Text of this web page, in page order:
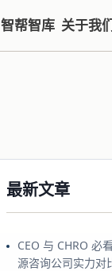
智帮智库 关于我
最新文章
CEO 与 CHRO 必
源咨询公司实力对